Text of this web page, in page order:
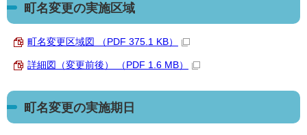
町名変更の実施区域
町名変更区域図 （PDF 375.1 KB）
詳細図（変更前後） （PDF 1.6 MB）
町名変更の実施期日